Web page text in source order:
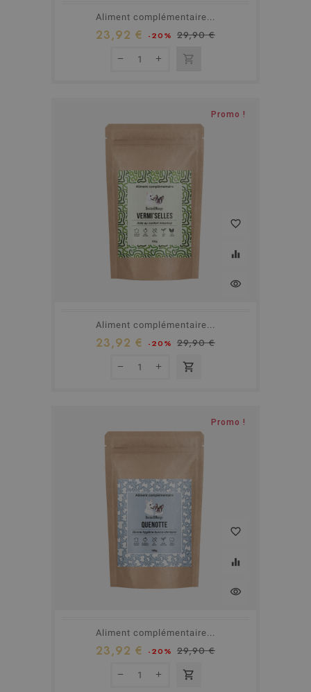
Aliment complémentaire...
23,92 € -20% 29,90 €
shopping_cart
Promo !
favorite_border
equalizer
visibility
Aliment complémentaire...
23,92 € -20% 29,90 €
shopping_cart
Promo !
favorite_border
equalizer
visibility
Aliment complémentaire...
23,92 € -20% 29,90 €
shopping_cart